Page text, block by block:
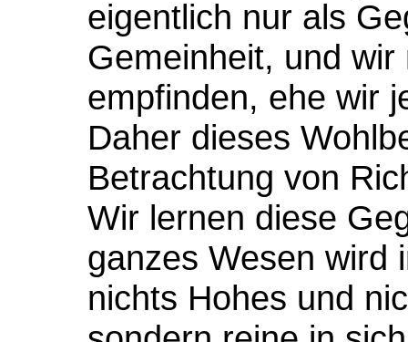
eigentlich nur als
Gemeinheit, und
empfinden, ehe wir
Daher dieses
Betrachtung von
Wir lernen diese
ganzes Wesen wird
nichts Hohes und